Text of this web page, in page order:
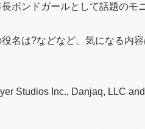
ボンドガールとして話題のモ
名は?などなど、気になる内
Studios Inc., Danjaq, LLC